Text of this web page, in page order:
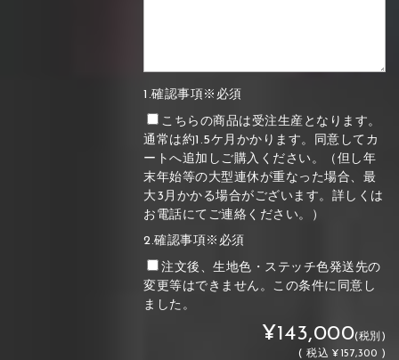
1.確認事項※必須
こちらの商品は受注生産となります。
通常は約1.5ケ月かかります。同意してカ
ートへ追加しご購入ください。（但し年
末年始等の大型連休が重なった場合、最
大3月かかる場合がございます。詳しくは
お電話にてご連絡ください。）
2.確認事項※必須
注文後、生地色・ステッチ色発送先の
変更等はできません。この条件に同意し
ました。
¥143,000(税別)
(税込 ¥157,300 )